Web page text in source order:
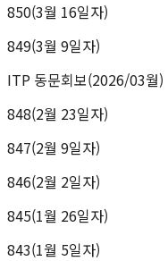
850(3월 16일자)
849(3월 9일자)
ITP 동문회보(2026/03월)
848(2월 23일자)
847(2월 9일자)
846(2월 2일자)
845(1월 26일자)
843(1월 5일자)